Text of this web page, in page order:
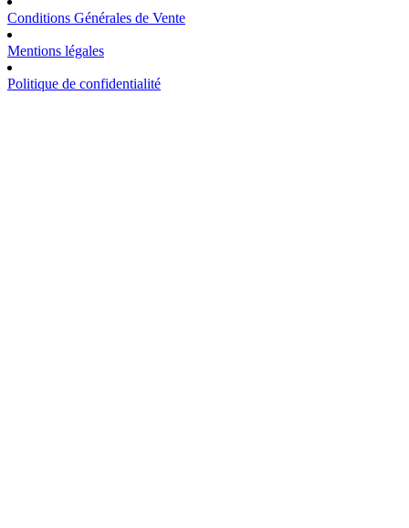
Conditions Générales de Vente
Mentions légales
Politique de confidentialité